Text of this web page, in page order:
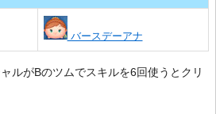
バースデーアナ
ルがBのツムでスキルを6回使うとクリ